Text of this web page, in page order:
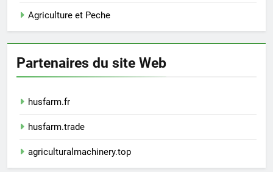
Agriculture et Peche
Partenaires du site Web
husfarm.fr
husfarm.trade
agriculturalmachinery.top